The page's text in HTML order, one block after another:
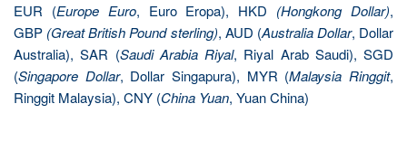
EUR (Europe Euro, Euro Eropa), HKD (Hongkong Dollar),
GBP (Great British Pound sterling), AUD (Australia Dollar, Dollar
Australia), SAR (Saudi Arabia Riyal, Riyal Arab Saudi), SGD
(Singapore Dollar, Dollar Singapura), MYR (Malaysia Ringgit,
Ringgit Malaysia), CNY (China Yuan, Yuan China)